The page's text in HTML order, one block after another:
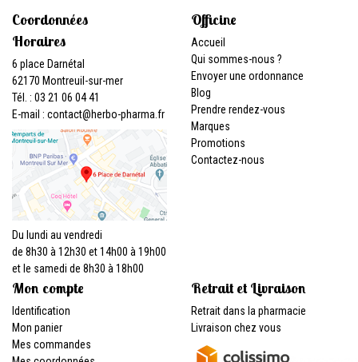
Coordonnées
Horaires
6 place Darnétal
62170 Montreuil-sur-mer
Tél. : 03 21 06 04 41
E-mail : contact@herbo-pharma.fr
Du lundi au vendredi
de 8h30 à 12h30 et 14h00 à 19h00
et le samedi de 8h30 à 18h00
Officine
Accueil
Qui sommes-nous ?
Envoyer une ordonnance
Blog
Prendre rendez-vous
Marques
Promotions
Contactez-nous
Mon compte
Identification
Mon panier
Mes commandes
Retrait et Livraison
Retrait dans la pharmacie
Livraison chez vous